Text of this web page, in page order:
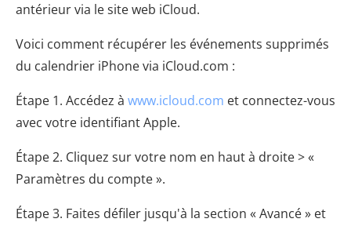
antérieur via le site web iCloud.
Voici comment récupérer les événements supprimés
du calendrier iPhone via iCloud.com :
Étape 1. Accédez à www.icloud.com et connectez-vous
avec votre identifiant Apple.
Étape 2. Cliquez sur votre nom en haut à droite > «
Paramètres du compte ».
Étape 3. Faites défiler jusqu'à la section « Avancé » et